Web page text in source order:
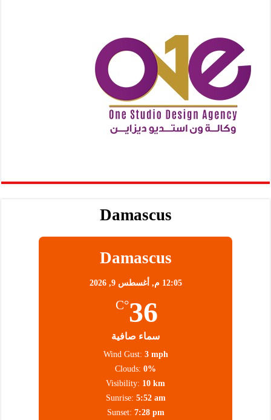
Damascus
Damascus
12:05 م, أغسطس 9, 2026
36
°C
سماء صافية
Wind Gust: 3 mph
Clouds: 0%
Visibility: 10 km
Sunrise: 5:52 am
Sunset: 7:28 pm